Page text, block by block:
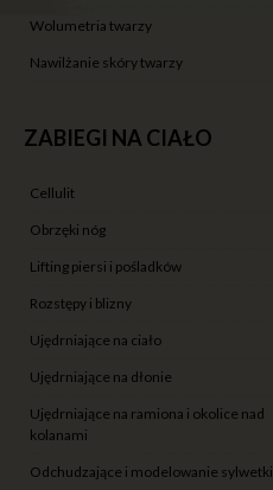
wolumetria twarzy
nawilżanie skóry twarzy
ZABIEGI NA CIAŁO
cellulit
obrzęki nóg
lifting piersi i pośladków
rozstępy i blizny
ujędrniające na ciało
ujędrniające na dłonie
ujędrniające na ramiona i okolice nad
kolanami
odchudzające i modelowanie sylwetki